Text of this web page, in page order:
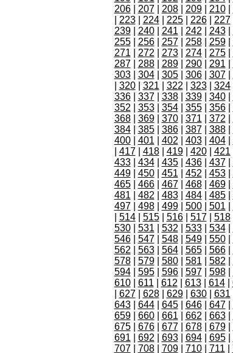
206| 207| 208| 209| 210|
223| 224| 225| 226| 227|
239| 240| 241 242 243|
255| 256| 257| 258| 259|
271
272 273| 274| 275|
287| 288| 289| 290| 291
303| 304| 305| 306| 307|
320| 321 322 323| 324|
336| 337| 338| 339| 340|
352
353| 354| 355| 356|
368| 369| 370| 371 372
384| 385| 386| 387| 388|
400| 401 402 403| 404|
417| 418| 419| 420| 421
433| 434| 435| 436| 437|
449| 450| 451 452 453|
465| 466| 467| 468| 469|
481
482 483| 484| 485|
497| 498| 499| 500| 501
514| 515| 516| 517| 518|
530| 531 532 533| 534|
546| 547| 548| 549| 550|
562
563| 564| 565| 566|
578| 579| 580| 581 582
594| 595| 596| 597| 598|
610| 611 612 613| 614|
627| 628| 629| 630| 631
643| 644| 645| 646| 647|
659| 660| 661 662 663|
675| 676| 677| 678| 679|
691
692 693| 694| 695|
707| 708| 709| 710| 711